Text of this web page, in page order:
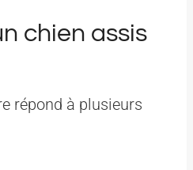
chien assis
répond à plusieurs